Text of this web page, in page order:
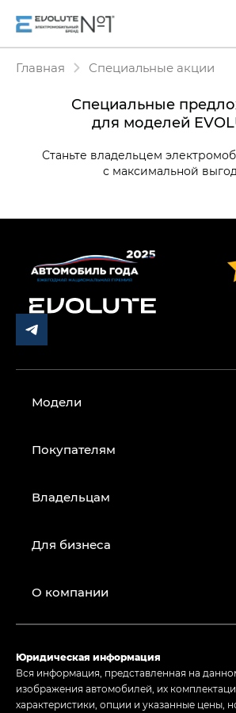
Главная Специальные акции
Специальные
для моделей
Станьте владельцем
с максимальной
Модели
Покупателям
Владельцам
Для бизнеса
О компании
Юридическая информация
Вся информация, представленная на
изображения автомобилей, их
характеристики, опции и указанные цены,